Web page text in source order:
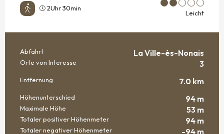
2Uhr 30min
Leicht
PRAKTISCHE INFORMATIONEN
Abfahrt La Ville-ès-Nonais
Orte von Interesse 3
Entfernung 7.0 km
Höhenunterschied 94 m
Maximale Höhe 53 m
Totaler positiver Höhenmeter 94 m
Totaler negativer Höhenmeter
-94 m